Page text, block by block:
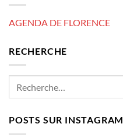
AGENDA DE FLORENCE
RECHERCHE
POSTS SUR INSTAGRAM